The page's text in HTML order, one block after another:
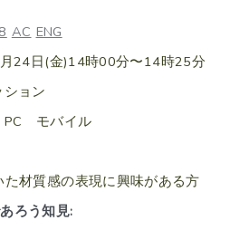
AC ENG
24日(金)14時00分〜14時25分
ョン
PC モバイル
材質感の表現に興味がある方
ろう知見: